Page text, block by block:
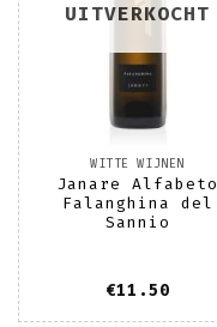
UITVERKOCHT
WITTE WIJNEN
Janare Alfabeto
Falanghina del
Sannio
€11.50